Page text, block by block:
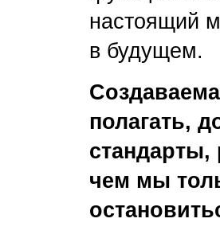
настоящий
в будущем.
полагать,
стандарты,
чем мы